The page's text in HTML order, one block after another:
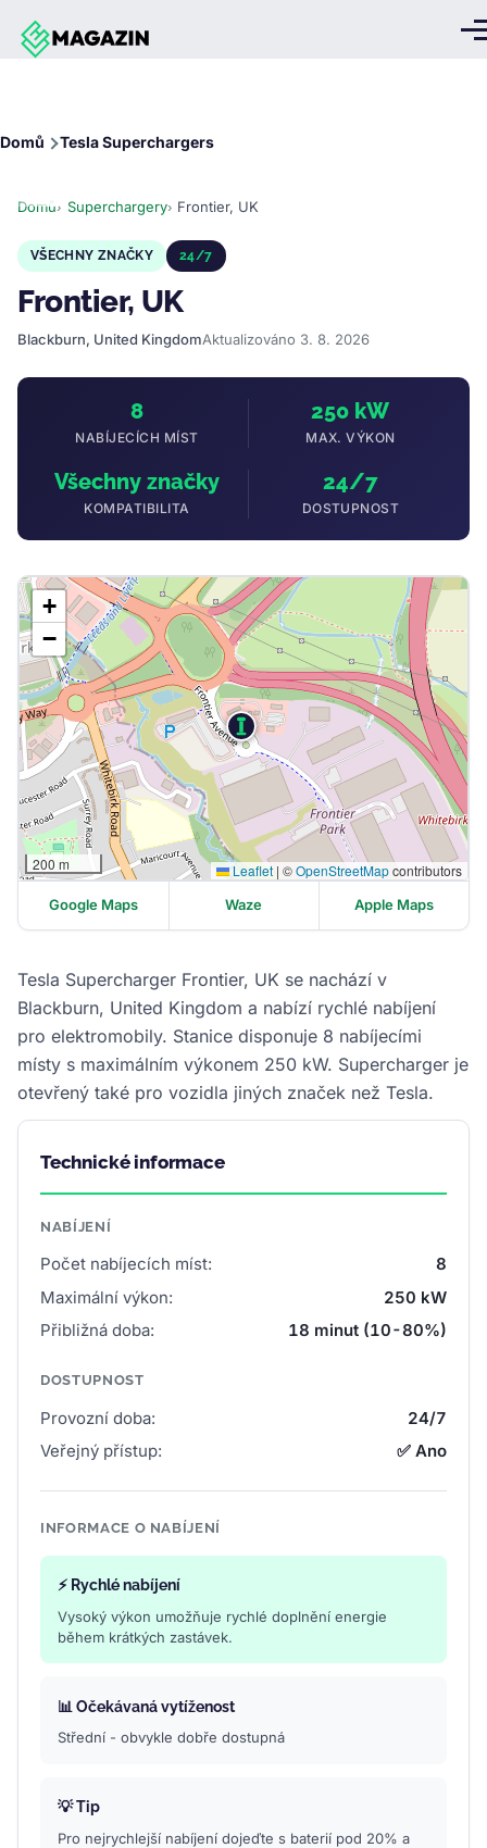
Přejít k hlavnímu obsahu
Domů Tesla Superchargers
Domů Superchargery Frontier, UK
VŠECHNY ZNAČKY 24/7
Frontier, UK
Blackburn, United KingdomAktualizováno 3. 8. 2026
8
NABÍJECÍCH MÍST
250 kW
MAX. VÝKON
Všechny značky
KOMPATIBILITA
24/7
DOSTUPNOST
Tesla Supercharger Frontier, UK se nachází v
Blackburn, United Kingdom a nabízí rychlé nabíjení
pro elektromobily. Stanice disponuje 8 nabíjecími
místy s maximálním výkonem 250 kW. Supercharger je
otevřený také pro vozidla jiných značek než Tesla.
Technické informace
NABÍJENÍ
Počet nabíjecích míst:
8
Maximální výkon:
250 kW
Přibližná doba:
18 minut (10-80%)
DOSTUPNOST
Provozní doba:
24/7
Veřejný přístup:
✅ Ano
INFORMACE O NABÍJENÍ
⚡ Rychlé nabíjení
Vysoký výkon umožňuje rychlé doplnění energie
během krátkých zastávek.
📊 Očekávaná vytíženost
Střední - obvykle dobře dostupná
💡 Tip
Pro nejrychlejší nabíjení dojeďte s baterií pod 20% a
+
−
200 m Leaflet | ©OpenStreetMapcontributors
Google Maps Waze Apple Maps